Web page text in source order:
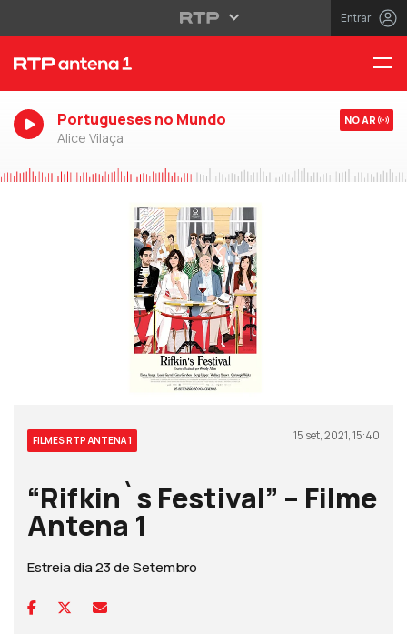
Entrar
Portugueses no Mundo
Alice Vilaça
NO AR
FILMES RTP ANTENA 1 15 set, 2021, 15:40
“Rifkin`s Festival” – Filme
Antena 1
Estreia dia 23 de Setembro